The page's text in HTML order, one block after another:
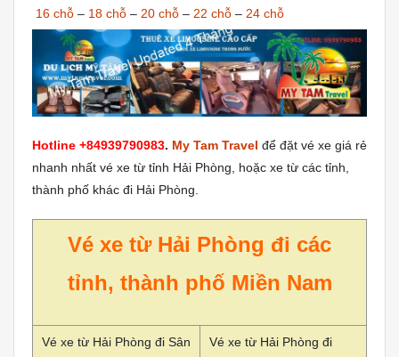
16 chỗ – 18 chỗ – 20 chỗ – 22 chỗ – 24 chỗ
Hotline +84939790983. My Tam Travel để đặt vé xe giá rẻ
nhanh nhất vé xe từ tỉnh Hải Phòng, hoặc xe từ các tỉnh,
thành phố khác đi Hải Phòng.
Vé xe từ Hải Phòng đi các
tỉnh, thành phố Miền Nam
Vé xe từ Hải Phòng đi Sân
Vé xe từ Hải Phòng đi